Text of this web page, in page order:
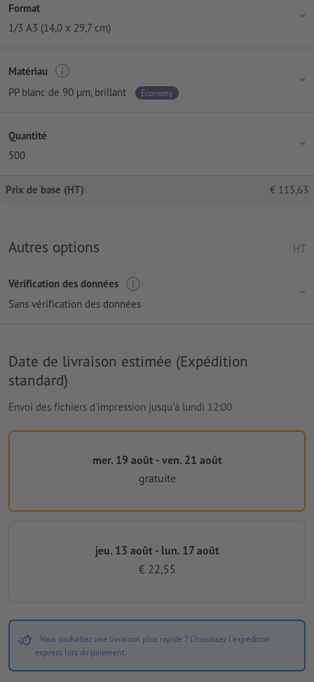
Format
1/3 A3 (14,0 x 29,7 cm)
Matériau
PP blanc de 90 µm, brillant
Economy
Quantité
500
Prix de base (HT) € 115,63
Autres options HT
Vérification des données
Sans vérification des données
Date de livraison estimée (Expédition
standard)
Envoi des fichiers d'impression jusqu'à lundi 12:00
mer. 19 août - ven. 21 août
gratuite
jeu. 13 août - lun. 17 août
€ 22,55
Vous souhaitez une livraison plus rapide ? Choisissez l'expédition
express lors du paiement.